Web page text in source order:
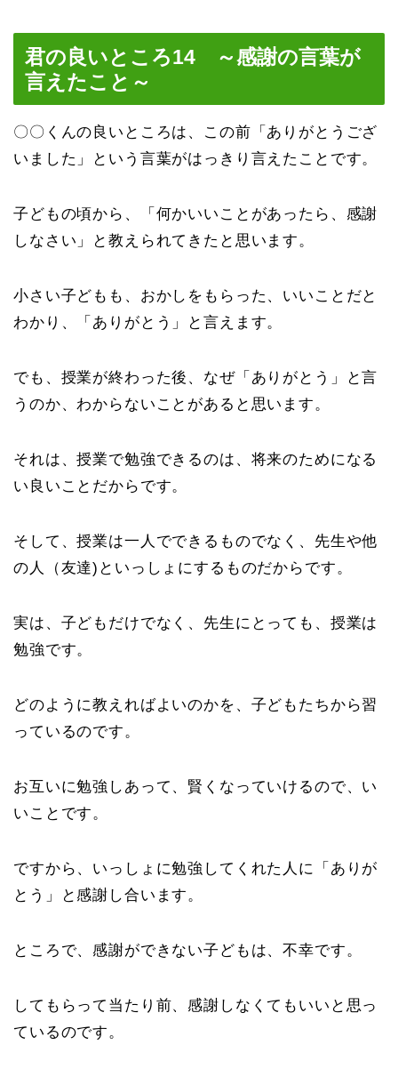
君の良いところ14 ～感謝の言葉が
言えたこと～
〇〇くんの良いところは、この前「ありがとうござ
いました」という言葉がはっきり言えたことです。
子どもの頃から、「何かいいことがあったら、感謝
しなさい」と教えられてきたと思います。
小さい子どもも、おかしをもらった、いいことだと
わかり、「ありがとう」と言えます。
でも、授業が終わった後、なぜ「ありがとう」と言
うのか、わからないことがあると思います。
それは、授業で勉強できるのは、将来のためになる
い良いことだからです。
そして、授業は一人でできるものでなく、先生や他
の人（友達)といっしょにするものだからです。
実は、子どもだけでなく、先生にとっても、授業は
勉強です。
どのように教えればよいのかを、子どもたちから習
っているのです。
お互いに勉強しあって、賢くなっていけるので、い
いことです。
ですから、いっしょに勉強してくれた人に「ありが
とう」と感謝し合います。
ところで、感謝ができない子どもは、不幸です。
してもらって当たり前、感謝しなくてもいいと思っ
ているのです。